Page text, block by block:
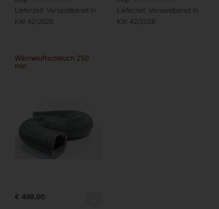
Lieferzeit: Versandbereit in
KW 42/2026
Lieferzeit: Versandbereit in
KW 42/2026
Wärmeluftschlauch 250
mm
€ 498,00